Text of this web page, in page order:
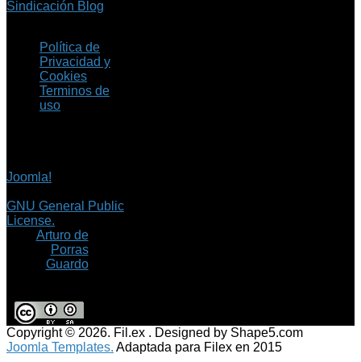
Sindicación Blog
Política de
Privacidad y
Cookies
Terminos de
uso
Joomla!
GNU General Public
License.
Arturo de
Porras
Guardo
Copyright © 2026. Fil.ex . Designed by Shape5.com
Joomla Templates. Adaptada para Filex en 2015